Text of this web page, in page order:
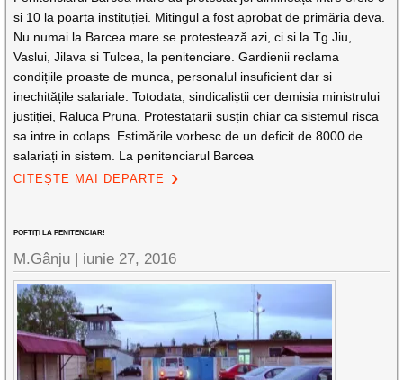
si 10 la poarta instituției. Mitingul a fost aprobat de primăria deva.
Nu numai la Barcea mare se protestează azi, ci si la Tg Jiu,
Vaslui, Jilava si Tulcea, la penitenciare. Gardienii reclama
condițiile proaste de munca, personalul insuficient dar si
inechitățile salariale. Totodata, sindicaliștii cer demisia ministrului
justiției, Raluca Pruna. Protestatarii susțin chiar ca sistemul risca
sa intre in colaps. Estimările vorbesc de un deficit de 8000 de
salariați in sistem. La penitenciarul Barcea
CITEȘTE MAI DEPARTE
POFTIȚI LA PENITENCIAR!
M.Gânju | iunie 27, 2016